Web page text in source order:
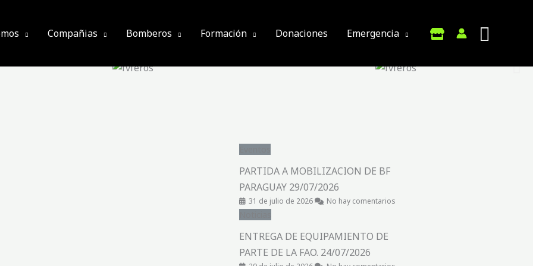
Compañias Bomberos Formación Donaciones Emergencia
PARTIDA A MOBILIZACION DE BF
PARAGUAY 29/07/2026
31 de julio de 2026 No hay comentarios
ENTREGA DE EQUIPAMIENTO DE
PARTE DE LA FAO. 24/07/2026